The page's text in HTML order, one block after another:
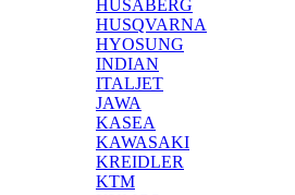
HUSABERG
HUSQVARNA
HYOSUNG
INDIAN
ITALJET
JAWA
KASEA
KAWASAKI
KREIDLER
KTM